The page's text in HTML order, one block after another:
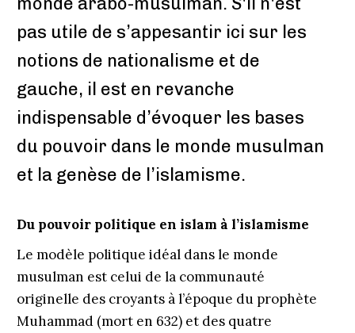
pas utile de s’appesantir ici sur les
notions de nationalisme et de
gauche, il est en revanche
indispensable d’évoquer les bases
du pouvoir dans le monde musulman
et la genèse de l’islamisme.
Du pouvoir politique en islam à l’islamisme
Le modèle politique idéal dans le monde
musulman est celui de la communauté
originelle des croyants à l’époque du prophète
Muhammad (mort en 632) et des quatre